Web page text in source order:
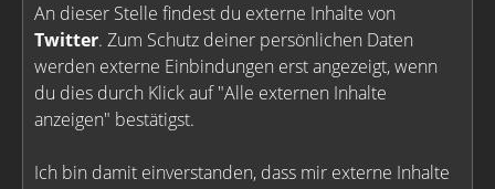
An dieser Stelle findest du externe Inhalte von
Twitter. Zum Schutz deiner persönlichen Daten
werden externe Einbindungen erst angezeigt, wenn
du dies durch Klick auf "Alle externen Inhalte
anzeigen" bestätigst.
Ich bin damit einverstanden, dass mir externe Inhalte